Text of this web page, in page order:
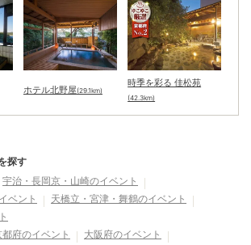
ホテル北野屋 (29.1km)
時季を彩る 佳松苑
(42.3km)
探す
宇治・長岡京・山崎のイベント
ベント 天橋立・宮津・舞鶴のイベント
都府のイベント 大阪府のイベント